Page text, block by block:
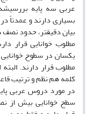
عربی سه پایه
بسیاری دارند و عمدتاً
بیان دقیقتر، حدود
مطلوب خوانایی قرار
یکسان در سطوح
مطلوب قرار دارند.
کلمه هم نظم و ترتیب
در مورد دروس عربی
سطح خوانایی بیش از